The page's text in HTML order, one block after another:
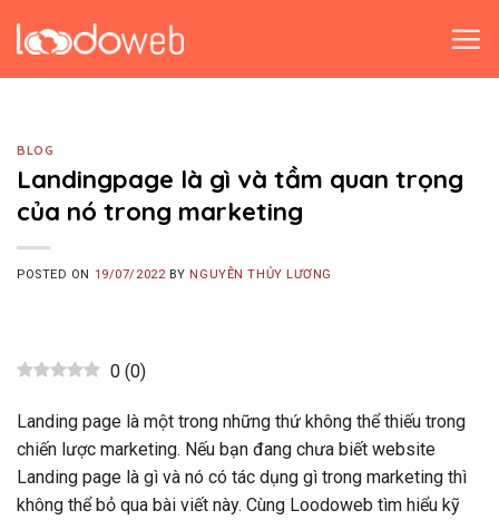
BLOG
Landingpage là gì và tầm quan trọng
của nó trong marketing
POSTED ON 19/07/2022 BY NGUYỄN THỦY LƯƠNG
0 (0)
Landing page là một trong những thứ không thể thiếu trong
chiến lược marketing. Nếu bạn đang chưa biết website
Landing page là gì và nó có tác dụng gì trong marketing thì
không thể bỏ qua bài viết này. Cùng Loodoweb tìm hiểu kỹ